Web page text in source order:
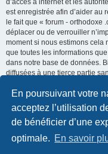
En poursuivant votre
acceptez l’utilisation
de bénéficier d’une
optimale. En savoir
d’accès à internet et les
est enregistrée afin d’aider au
le fait que « forum - orthodoxe
déplacer ou de verrouiller
moment si nous estimons cela
que toutes les informations
dans notre base de données.
diffusées à une tierce partie
.com », ni phpBB, ne
tentative de piratage